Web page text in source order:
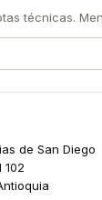
técnicas.
de San Diego
102